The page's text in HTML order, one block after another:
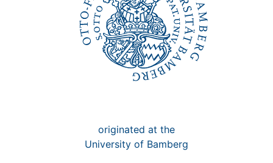
originated at the
University of Bamberg